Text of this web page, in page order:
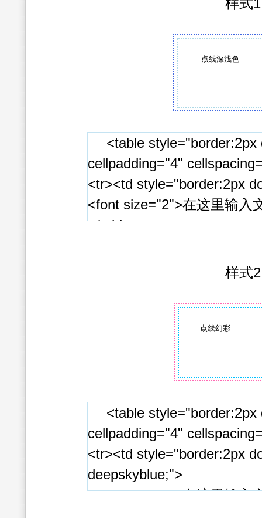
样式1
点线深浅色
<table
cellpadding="4"
<tr><td style="border:2px
<font size="2">在这里输入
</table>
样式2
点线幻彩
<table
cellpadding="4"
<tr><td style="border:2px
deepskyblue;">
<font size="2">在这里输入